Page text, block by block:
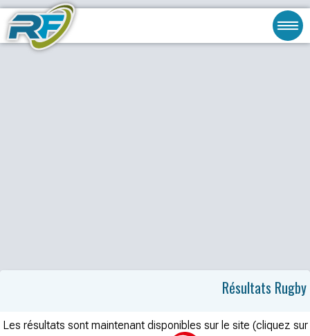
Résultats Rugby
Les résultats sont maintenant disponibles sur le site (cliquez sur